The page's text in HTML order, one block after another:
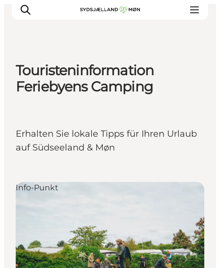
Erleben
Städte und Orte
Unterkunft
Reise planen
Touristeninformation
Feriebyens Camping
Erhalten Sie lokale Tipps für Ihren Urlaub
auf Südseeland & Møn
Info-Punkt